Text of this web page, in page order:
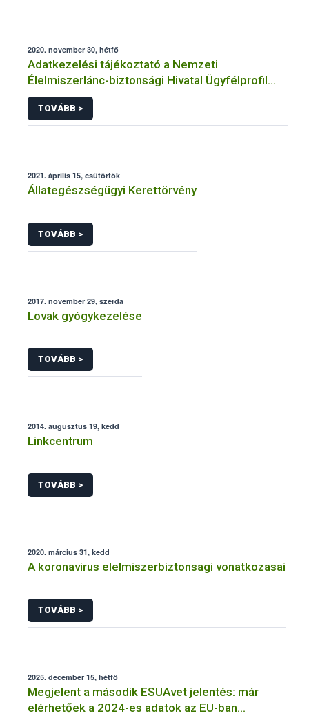
2020. november 30, hétfő
Adatkezelési tájékoztató a Nemzeti
Élelmiszerlánc-biztonsági Hivatal Ügyfélprofil
Rendszerben állatgyógyászati termékek
témakörben közhatalmi eljárásaihoz kapcsolódó
adatkezeléséhez
TOVÁBB >
2021. április 15, csütörtök
Állategészségügyi Kerettörvény
TOVÁBB >
2017. november 29, szerda
Lovak gyógykezelése
TOVÁBB >
2014. augusztus 19, kedd
Linkcentrum
TOVÁBB >
2020. március 31, kedd
A koronavirus elelmiszerbiztonsagi vonatkozasai
TOVÁBB >
2025. december 15, hétfő
Megjelent a második ESUAvet jelentés: már
elérhetőek a 2024-es adatok az EU-ban